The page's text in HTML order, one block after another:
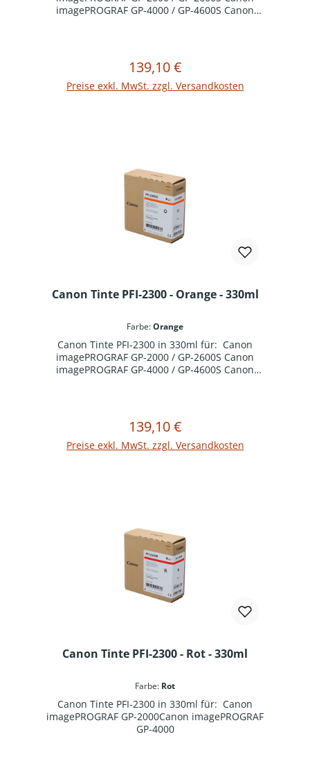
imagePROGRAF GP-4000 / GP-4600S Canon
Regulärer Preis:
139,10 €
Preise exkl. MwSt. zzgl. Versandkosten
In den Warenkorb
Canon Tinte PFI-2300 - Orange - 330ml
Farbe:Orange
Canon Tinte PFI-2300 in 330ml für: Canon
imagePROGRAF GP-2000 / GP-2600S Canon
imagePROGRAF GP-4000 / GP-4600S Canon
Regulärer Preis:
139,10 €
Preise exkl. MwSt. zzgl. Versandkosten
In den Warenkorb
Canon Tinte PFI-2300 - Rot - 330ml
Farbe: Rot
Canon Tinte PFI-2300 in 330ml für: Canon
imagePROGRAF GP-2000Canon imagePROGRAF
GP-4000